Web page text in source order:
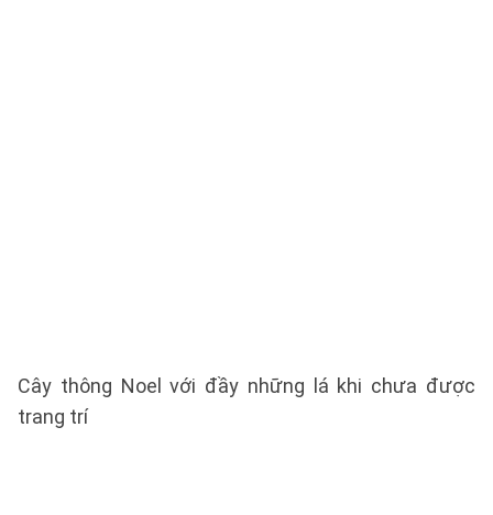
Cây thông Noel với đầy những lá khi chưa được
trang trí